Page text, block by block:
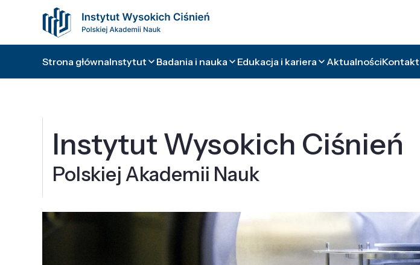
Strona głównaInstytut Badania i nauka Edukacja i kariera AktualnościKontakt
Instytut Wysokich Ciśnień
Polskiej Akademii Nauk